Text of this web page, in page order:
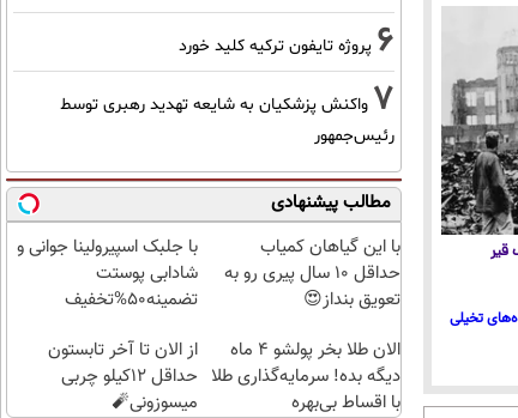
قیر
تخیلی
6 پروژه تایفون ترکیه کلید خورد
7 واکنش پزشکیان به شایعه تهدید رهبری توسط
رئیس‌جمهور
مطالب پیشنهادی
با این گیاهان کمیاب
حداقل 10 سال پیری رو به
تعویق بنداز😍
با جلبک اسپیرولینا جوانی و
شادابی پوستت
تضمینه50%تخفیف
الان طلا بخر پولشو 4 ماه
دیگه بده! سرمایه‌گذاری طلا
با اقساط بی‌بهره
از الان تا آخر تابستون
حداقل 12کیلو چربی
میسوزونی🧨